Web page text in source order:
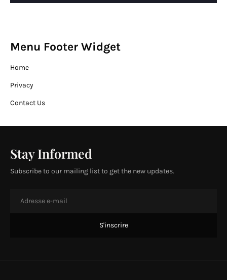
Menu Footer Widget
Home
Privacy
Contact Us
Stay Informed
Subscribe to our mailing list to get the new updates.